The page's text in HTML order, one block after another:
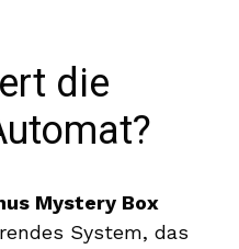
die
Mystery Box
System, das